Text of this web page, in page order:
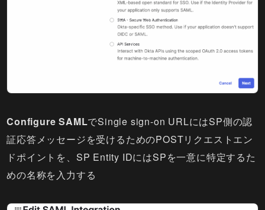
Configure SAMLでSingle sign-on URLにはSP側の認
証応答メッセージを受けるためのPOSTリクエストエン
ドポイントを、SP Entity IDにはSPを一意に特定するた
めの名称を入力する